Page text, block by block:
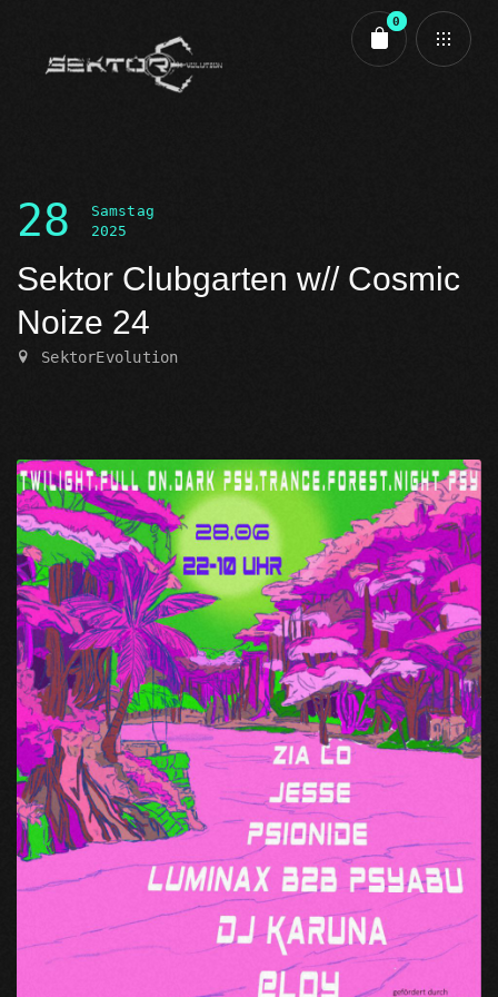
0
28
Samstag
2025
Sektor Clubgarten w// Cosmic
Noize 24
SektorEvolution